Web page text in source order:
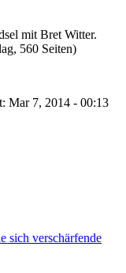
mit Bret Witter.
560 Seiten)
Mar 7, 2014 - 00:13
sich verschärfende